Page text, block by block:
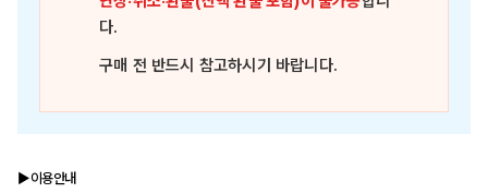
다.
구매 전 반드시 참고하시기 바랍니다.
▶이용안내